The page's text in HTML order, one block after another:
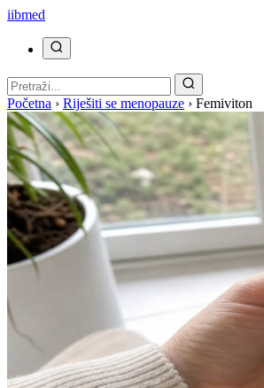
iibmed
Početna › Riješiti se menopauze › Femiviton